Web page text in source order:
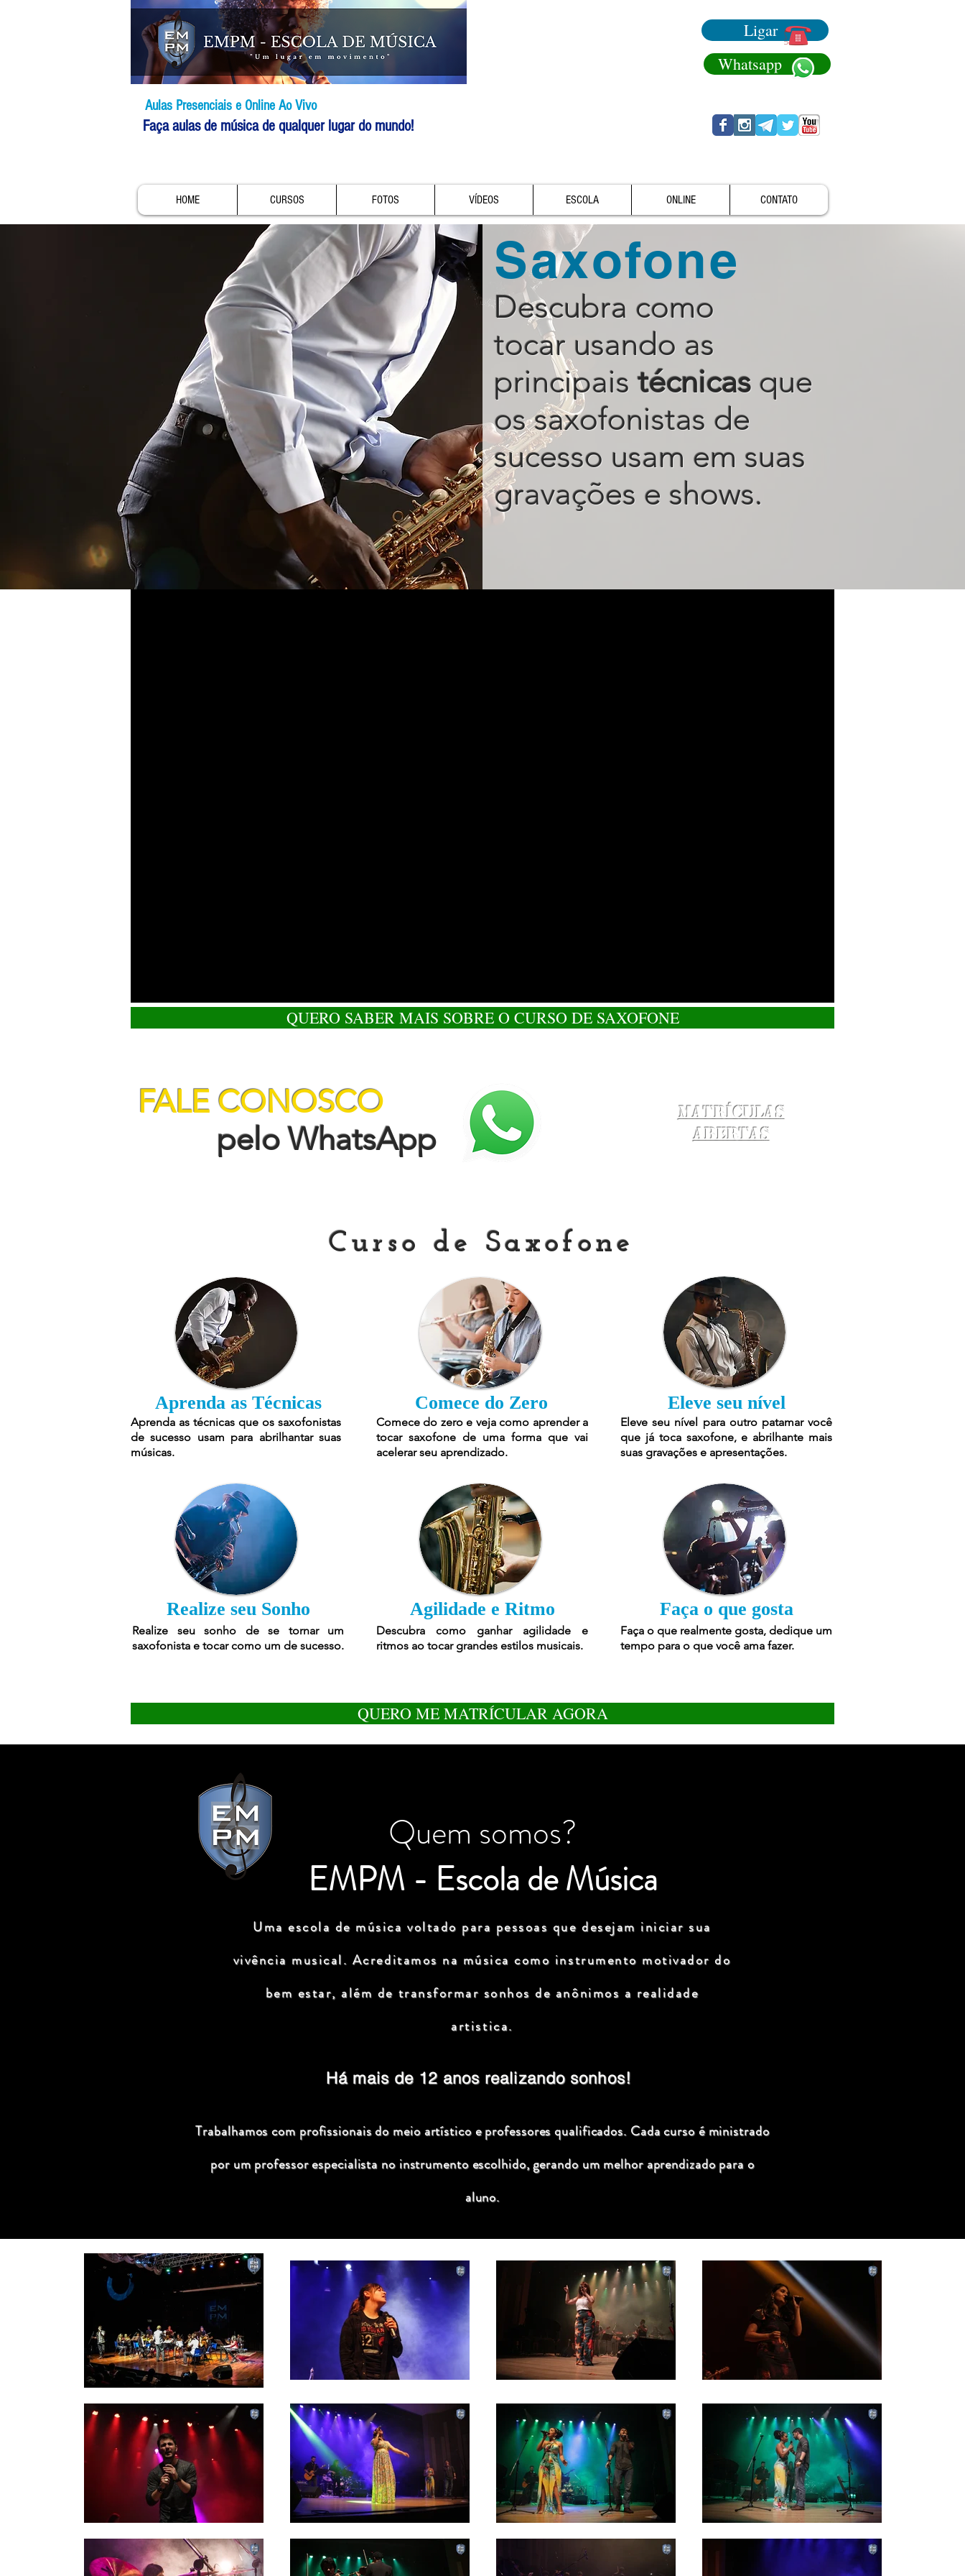
Ligar
Whatsapp
Aulas Presenciais e Online Ao Vivo
Faça aulas de música de qualquer lugar do mundo!
HOME CURSOS FOTOS VÍDEOS ESCOLA ONLINE CONTATO
Saxofone
Descubra como
tocar usando as
principaistécnicas que
os saxofonistas de
sucesso usam em suas
gravações e shows.
QUERO SABER MAIS SOBRE O CURSO DE SAXOFONE
FALE CONOSCO
pelo WhatsApp
Matrículas
Abertas
Curso de Saxofone
Aprenda as Técnicas
Aprenda as técnicas que os saxofonistas
de sucesso usam para abrilhantar suas
músicas.
Realize seu Sonho
Realize seu sonho de se tornar um
saxofonista e tocar como um de sucesso.
Comece do Zero
Comece do zero e veja como aprender a
tocar saxofone de uma forma que vai
acelerar seu aprendizado.
Agilidade e Ritmo
Descubra como ganhar agilidade e
ritmos ao tocar grandes estilos musicais.
Eleve seu nível
Eleve seu nível para outro patamar você
que já toca saxofone, e abrilhante mais
suas gravações e apresentações.
Faça o que gosta
Faça o que realmente gosta, dedique um
tempo para o que você ama fazer.
QUERO ME MATRÍCULAR AGORA
Quem somos?
EMPM - Escola de Música
Uma escola de música voltado para pessoas que desejam iniciar sua
vivência musical. Acreditamos na música como instrumento motivador do
bem estar, além de transformar sonhos de anônimos a realidade
artistica.
Há mais de 12 anos realizando sonhos!
Trabalhamos com profissionais do meio artístico e professores qualificados. Cada curso é ministrado
por um professor especialista no instrumento escolhido, gerando um melhor aprendizado para o
aluno.